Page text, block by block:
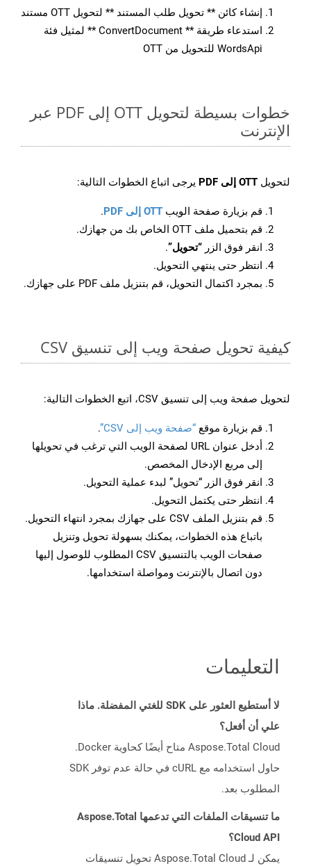
إنشاء كائن ** تحويل طلب المستند ** لتحويل OTT مستند
استدعاء طريقة ** ConvertDocument ** لمثيل فئة
WordsApi للتحويل من OTT
خطوات بسيطة لتحويل OTT إلى PDF عبر
الإنترنت
لتحويل OTT إلى PDF يرجى اتباع الخطوات التالية:
قم بزيارة صفحة الويب OTT إلى PDF
.
قم بتحميل ملف OTT الخاص بك من جهازك.
انقر فوق الزر “تحويل”.
انتظر حتى ينتهي التحويل.
بمجرد اكتمال التحويل، قم بتنزيل ملف PDF على جهازك.
كيفية تحويل صفحة ويب إلى تنسيق CSV
لتحويل صفحة ويب إلى تنسيق CSV، اتبع الخطوات التالية:
قم بزيارة موقع “صفحة ويب إلى CSV”
.
أدخل عنوان URL لصفحة الويب التي ترغب في تحويلها
إلى مربع الإدخال المخصص.
انقر فوق الزر “تحويل” لبدء عملية التحويل.
انتظر حتى يكتمل التحويل.
قم بتنزيل الملف CSV على جهازك بمجرد انتهاء التحويل.
باتباع هذه الخطوات، يمكنك بسهولة تحويل وتنزيل
صفحات الويب بالتنسيق CSV المطلوب للوصول إليها
دون اتصال بالإنترنت ومواصلة استخدامها.
التعليمات
لا أستطيع العثور على SDK للغتي المفضلة. ماذا
علي أن أفعل؟
Aspose.Total Cloud متاح أيضًا كحاوية Docker.
حاول استخدامه مع cURL في حالة عدم توفر SDK
المطلوب بعد.
ما تنسيقات الملفات التي تدعمها Aspose.Total
Cloud API؟
يمكن لـ Aspose.Total Cloud تحويل تنسيقات